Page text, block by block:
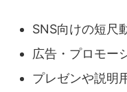
SNS向けの短尺
広告・プロモー
プレゼンや説明